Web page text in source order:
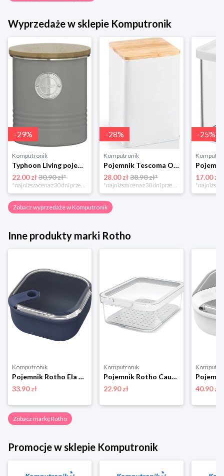
Wyprzedaże w sklepie Komputronik
-29%
Komputronik
Typhoon Living pojemnik na cukier szary 1400.733
22.00 zł30.90 zł*
-28%
Komputronik
Pojemnik Tescoma Online 14 cm 900839.00 biały
28.00 zł 38.90 zł*
-25%
17.00 zł
Zobacz wyprzedaże w Komputronik
Inne produkty marki Rotho
Komputronik
Pojemnik Rotho Ela 1l 1057206250 granatowy
33.90 zł
Komputronik
Pojemnik Rotho Cauma 1,2 L biały
22.90 zł
40.90 zł
Zobacz markę Rotho
Promocje w sklepie Komputronik